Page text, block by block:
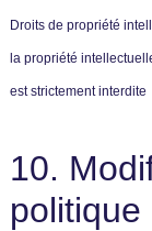
Droits de propriété
la propriété
est strictement interdite
10.
politique